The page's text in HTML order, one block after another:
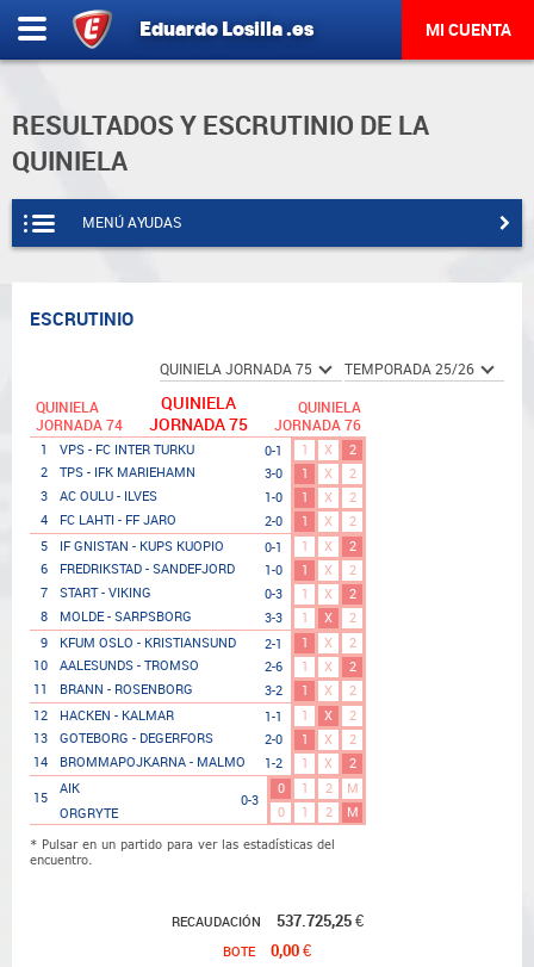
Eduardo Losilla.es MI CUENTA
RESULTADOS Y ESCRUTINIO DE LA
QUINIELA
MENÚ AYUDAS
ESCRUTINIO
QUINIELA
JORNADA 74
QUINIELA
JORNADA 75
QUINIELA
JORNADA 76
1 VPS - FC INTER TURKU 0-1 1 X
2
2
TPS - IFK MARIEHAMN 3-0 1 X
2
3
AC OULU - ILVES 1-0 1 X
2
4
FC LAHTI - FF JARO 2-0 1 X
2
5
IF GNISTAN - KUPS KUOPIO 0-1 1 X
2
6
FREDRIKSTAD - SANDEFJORD 1-0 1 X
2
7
START - VIKING 0-3 1 X
2
8
MOLDE - SARPSBORG 3-3 1 X
2
9
KFUM OSLO - KRISTIANSUND 2-1 1 X
2
10
AALESUNDS - TROMSO 2-6 1 X
2
11
BRANN - ROSENBORG 3-2 1 X
2
12
HACKEN - KALMAR 1-1 1 X
2
13
GOTEBORG - DEGERFORS 2-0 1 X
2
14
BROMMAPOJKARNA - MALMO 1-2 1 X 2
15
AIK
ORGRYTE
0-3
0 1 2
M
0
1 2 M
* Pulsar en un partido para ver las estadísticas del
encuentro.
RECAUDACIÓN 537.725,25 €
BOTE 0,00 €